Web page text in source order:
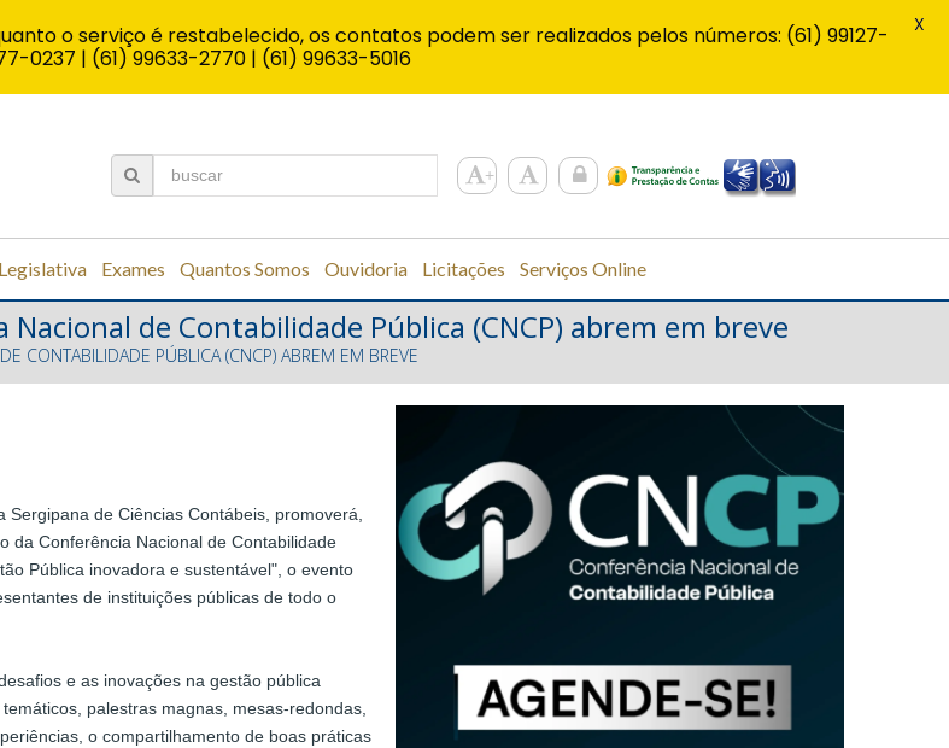
Exames Quantos Somos Ouvidoria Licitações Serviços Online
de Contabilidade Pública (CNCP) abrem em breve
CONTABILIDADE PÚBLICA (CNCP) ABREM EM BREVE
de Ciências Contábeis, promoverá,
da Conferência Nacional de Contabilidade
Pública inovadora e sustentável", o evento
de instituições públicas de todo o
e as inovações na gestão pública
palestras magnas, mesas-redondas,
o compartilhamento de boas práticas
o serviço é restabelecido, os contatos podem ser realizados pelos números: (61) 99127-
0237 | (61) 99633-2770 | (61) 99633-5016
X